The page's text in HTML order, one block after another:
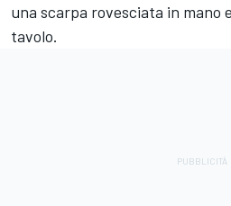
una scarpa rovesciata in mano
tavolo.